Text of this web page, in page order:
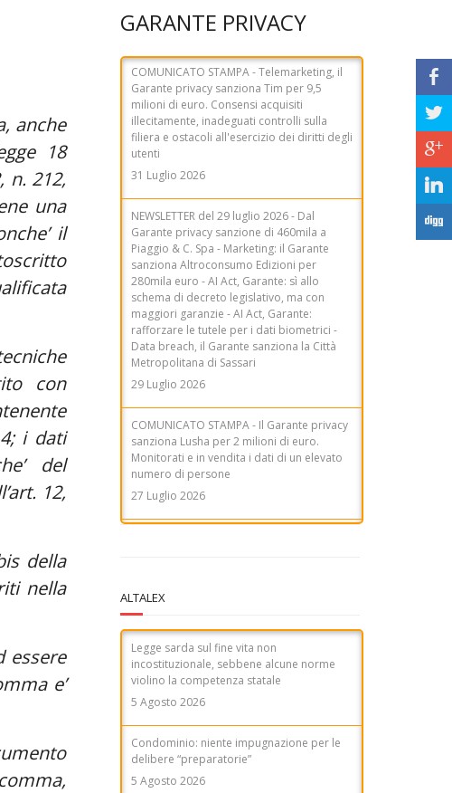
anche
18
n. 212,
una
il
con
i dati
del
12,
della
nella
essere
e’
GARANTE PRIVACY
NEWSLETTER del 29 luglio 2026 - Dal
Garante privacy sanzione di 460mila a
Piaggio & C. Spa - Marketing: il Garante
sanziona Altroconsumo Edizioni per
280mila euro - AI Act, Garante: sì allo
schema di decreto legislativo, ma con
maggiori garanzie - AI Act, Garante:
Metropolitana di Sassari
29 Luglio 2026
COMUNICATO STAMPA - Il Garante privacy
sanziona Lusha per 2 milioni di euro.
Monitorati e in vendita i dati di un elevato
numero di persone
27 Luglio 2026
COMUNICATO STAMPA - Telemarketing, il
Garante privacy sanziona Tim per 9,5
milioni di euro. Consensi acquisiti
illecitamente, inadeguati controlli sulla
filiera e ostacoli all'esercizio dei diritti degli
utenti
31 Luglio 2026
ALTALEX
Legge sarda sul fine vita non
incostituzionale, sebbene alcune norme
violino la competenza statale
5 Agosto 2026
Condominio: niente impugnazione per le
delibere “preparatorie”
5 Agosto 2026
b
a
c
j
F